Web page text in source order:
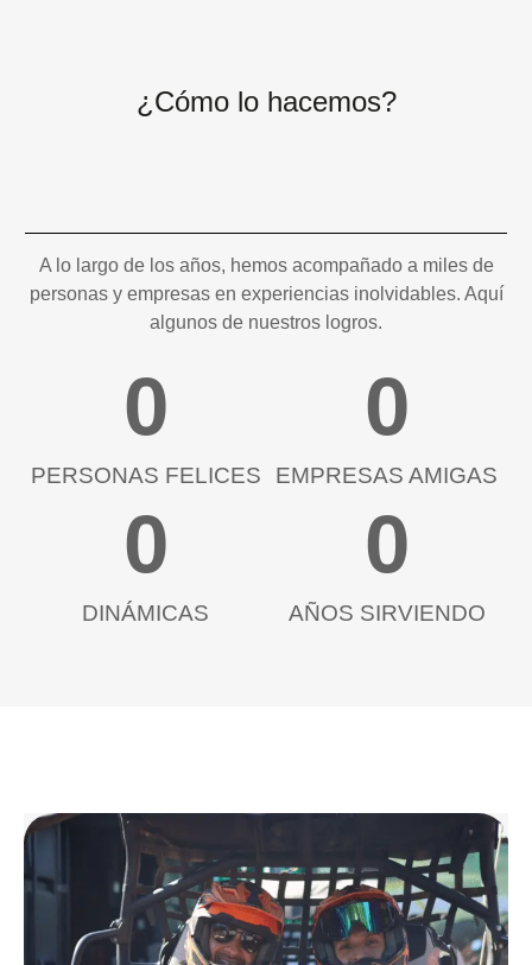
¿Cómo lo hacemos?
A lo largo de los años, hemos acompañado a miles de
personas y empresas en experiencias inolvidables. Aquí
algunos de nuestros logros.
PERSONAS FELICES
0
EMPRESAS AMIGAS
0
DINÁMICAS
0
AÑOS SIRVIENDO
0